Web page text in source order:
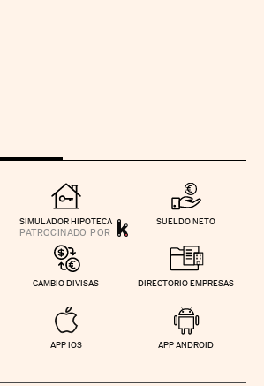
SIMULADOR HIPOTECA SUELDO NETO
CAMBIO DIVISAS DIRECTORIO EMPRESAS
APP IOS APP ANDROID